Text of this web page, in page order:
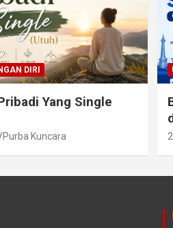
DIRI
Yang Single
Purba Kuncara